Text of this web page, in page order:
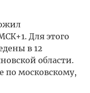
Для этого
в 12
области.
по московскому,